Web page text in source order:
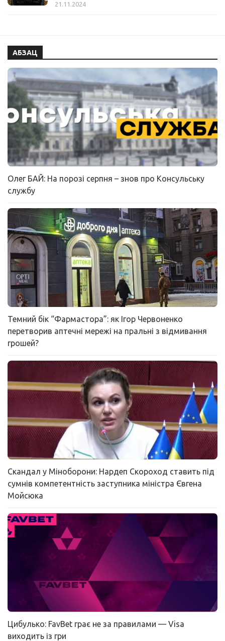
21.11.2024
АБЗАЦ
Олег БАЙ: На порозі серпня – знов про Консульську
службу
Темний бік “Фармастора”: як Ігор Червоненко
перетворив аптечні мережі на пральні з відмивання
грошей?
Скандал у Міноборони: Нардеп Скороход ставить під
сумнів компетентність заступника міністра Євгена
Мойсюка
Цибулько: FavBet грає не за правилами — Visa
виходить із гри